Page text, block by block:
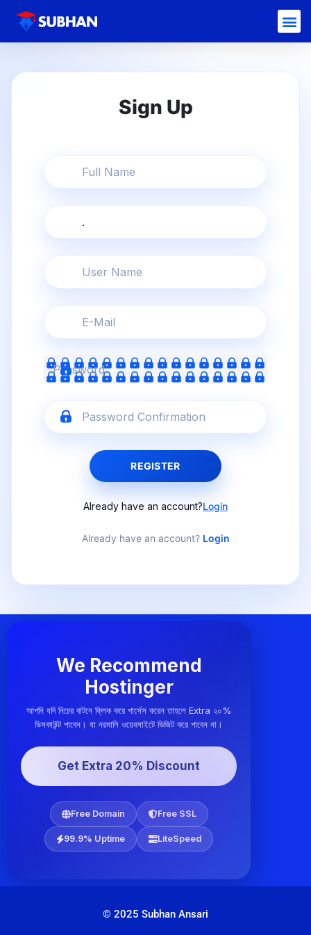
REGISTER
Already have an account?Login
Already have an account? Login
We Recommend
Hostinger
আপনি যদি নিচের বাটনে ক্লিক করে পার্সেস করেন তাহলে Extra ২০%
ডিসকাউন্ট পাবেন। যা নরমালি ওয়েবসাইটে ভিজিট করে পাবেন না।
Get Extra 20% Discount
Free Domain Free SSL
99.9% Uptime LiteSpeed
© 2025 Subhan Ansari